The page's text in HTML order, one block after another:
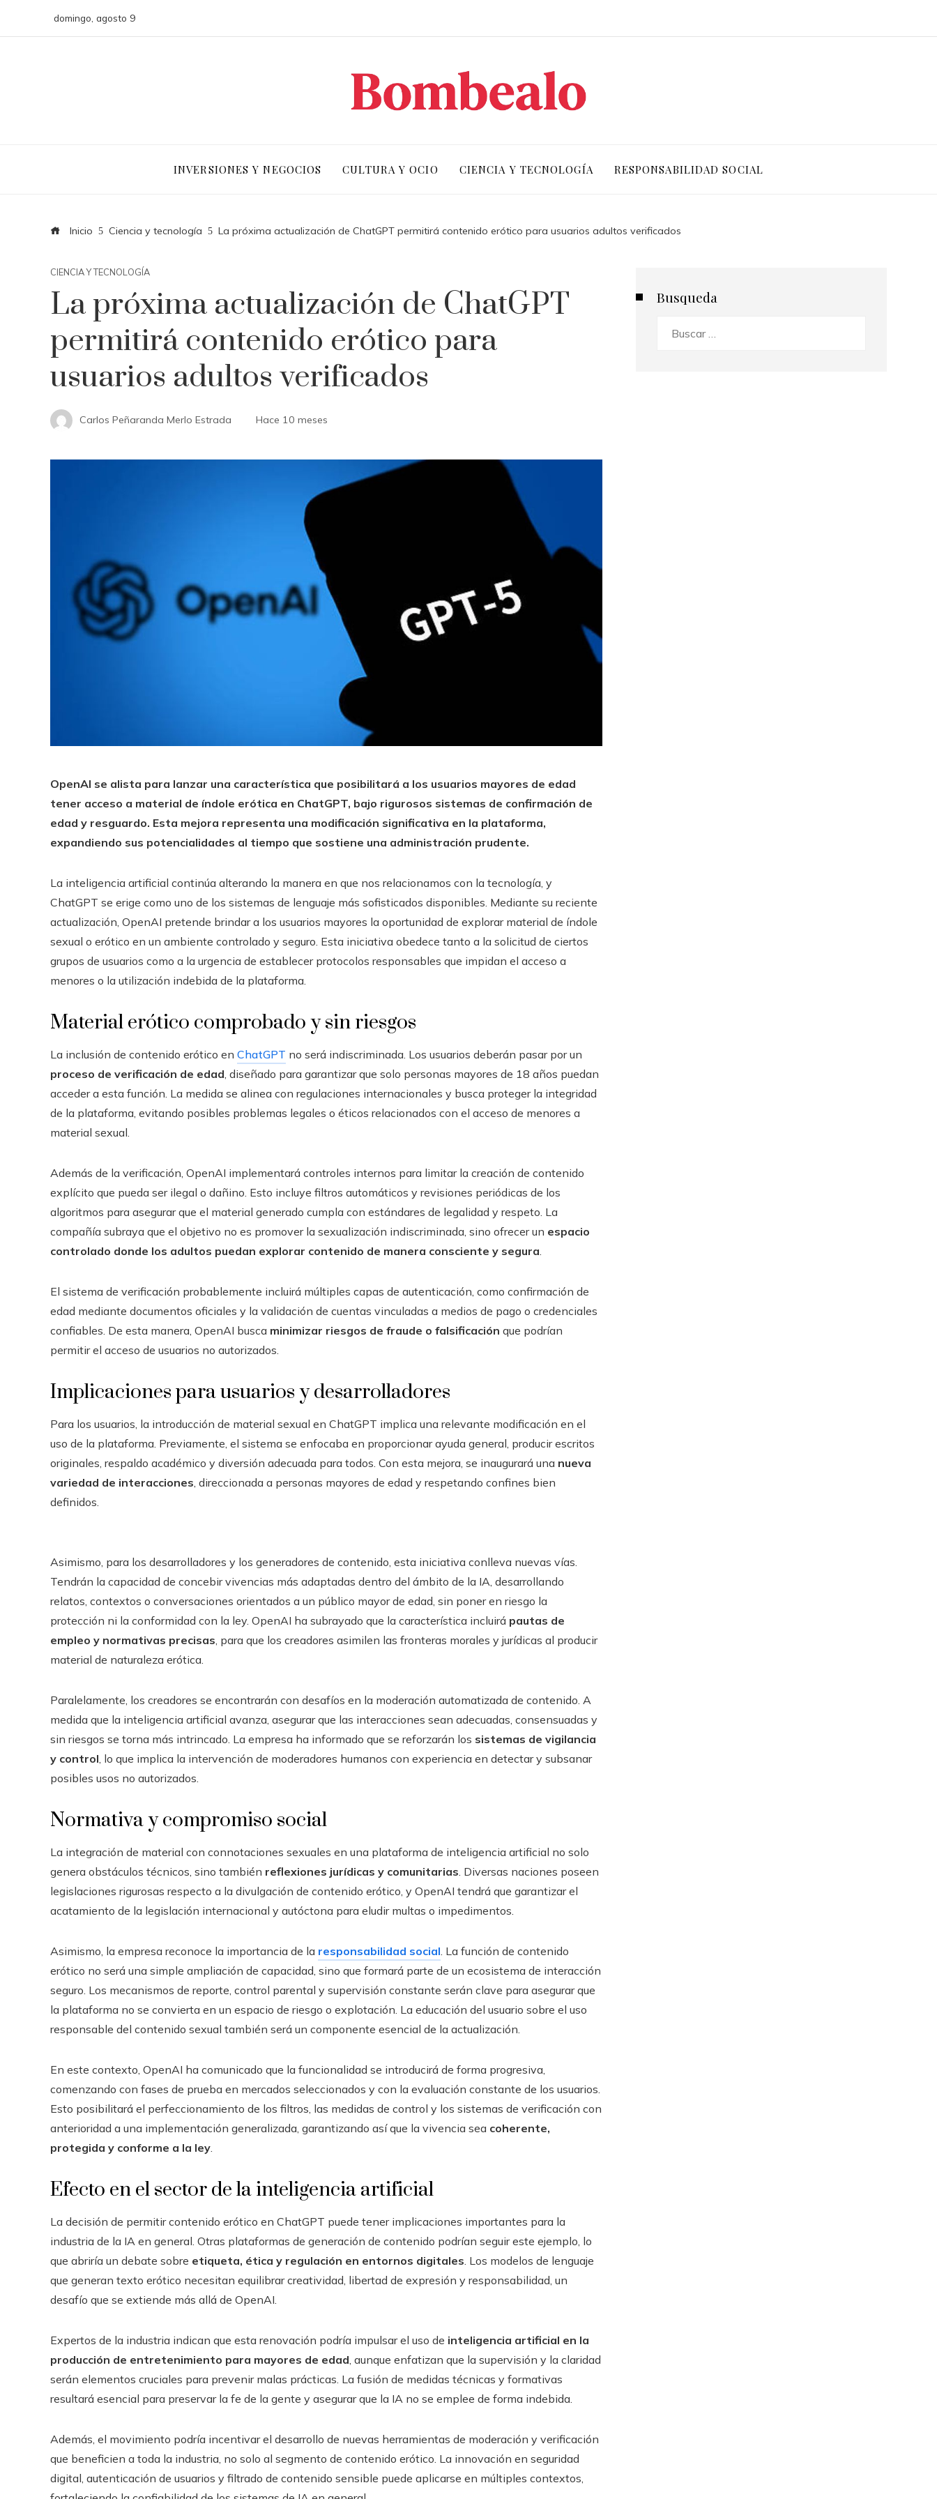
domingo, agosto 9
INVERSIONES Y NEGOCIOS CULTURA Y OCIO CIENCIA Y TECNOLOGÍA RESPONSABILIDAD SOCIAL
Inicio Ciencia y tecnología La próxima actualización de ChatGPT permitirá contenido erótico para usuarios adultos verificados
CIENCIA Y TECNOLOGÍA
La próxima actualización de ChatGPT
permitirá contenido erótico para
usuarios adultos verificados
Carlos Peñaranda Merlo Estrada Hace 10 meses
OpenAI se alista para lanzar una característica que posibilitará a los usuarios mayores de edad
tener acceso a material de índole erótica en ChatGPT, bajo rigurosos sistemas de confirmación de
edad y resguardo. Esta mejora representa una modificación significativa en la plataforma,
expandiendo sus potencialidades al tiempo que sostiene una administración prudente.
La inteligencia artificial continúa alterando la manera en que nos relacionamos con la tecnología, y
ChatGPT se erige como uno de los sistemas de lenguaje más sofisticados disponibles. Mediante su reciente
actualización, OpenAI pretende brindar a los usuarios mayores la oportunidad de explorar material de índole
sexual o erótico en un ambiente controlado y seguro. Esta iniciativa obedece tanto a la solicitud de ciertos
grupos de usuarios como a la urgencia de establecer protocolos responsables que impidan el acceso a
menores o la utilización indebida de la plataforma.
Material erótico comprobado y sin riesgos
La inclusión de contenido erótico en ChatGPT no será indiscriminada. Los usuarios deberán pasar por un
proceso de verificación de edad , diseñado para garantizar que solo personas mayores de 18 años puedan
acceder a esta función. La medida se alinea con regulaciones internacionales y busca proteger la integridad
de la plataforma, evitando posibles problemas legales o éticos relacionados con el acceso de menores a
material sexual.
Además de la verificación, OpenAI implementará controles internos para limitar la creación de contenido
explícito que pueda ser ilegal o dañino. Esto incluye filtros automáticos y revisiones periódicas de los
algoritmos para asegurar que el material generado cumpla con estándares de legalidad y respeto. La
compañía subraya que el objetivo no es promover la sexualización indiscriminada, sino ofrecer un espacio
controlado donde los adultos puedan explorar contenido de manera consciente y segura
El sistema de verificación probablemente incluirá múltiples capas de autenticación, como confirmación de
edad mediante documentos oficiales y la validación de cuentas vinculadas a medios de pago o credenciales
confiables. De esta manera, OpenAI busca minimizar riesgos de fraude o falsificación que podrían
permitir el acceso de usuarios no autorizados.
Implicaciones para usuarios y desarrolladores
Para los usuarios, la introducción de material sexual en ChatGPT implica una relevante modificación en el
uso de la plataforma. Previamente, el sistema se enfocaba en proporcionar ayuda general, producir escritos
originales, respaldo académico y diversión adecuada para todos. Con esta mejora, se inaugurará una nueva
variedad de interacciones , direccionada a personas mayores de edad y respetando confines bien
definidos.
Asimismo, para los desarrolladores y los generadores de contenido, esta iniciativa conlleva nuevas vías.
Tendrán la capacidad de concebir vivencias más adaptadas dentro del ámbito de la IA, desarrollando
relatos, contextos o conversaciones orientados a un público mayor de edad, sin poner en riesgo la
protección ni la conformidad con la ley. OpenAI ha subrayado que la característica incluirá pautas de
empleo y normativas precisas , para que los creadores asimilen las fronteras morales y jurídicas al producir
material de naturaleza erótica.
Paralelamente, los creadores se encontrarán con desafíos en la moderación automatizada de contenido. A
medida que la inteligencia artificial avanza, asegurar que las interacciones sean adecuadas, consensuadas y
sin riesgos se torna más intrincado. La empresa ha informado que se reforzarán los sistemas de vigilancia
y control , lo que implica la intervención de moderadores humanos con experiencia en detectar y subsanar
posibles usos no autorizados.
Normativa y compromiso social
La integración de material con connotaciones sexuales en una plataforma de inteligencia artificial no solo
genera obstáculos técnicos, sino también reflexiones jurídicas y comunitarias . Diversas naciones poseen
legislaciones rigurosas respecto a la divulgación de contenido erótico, y OpenAI tendrá que garantizar el
acatamiento de la legislación internacional y autóctona para eludir multas o impedimentos.
Asimismo, la empresa reconoce la importancia de la responsabilidad social . La función de contenido
erótico no será una simple ampliación de capacidad, sino que formará parte de un ecosistema de interacción
seguro. Los mecanismos de reporte, control parental y supervisión constante serán clave para asegurar que
la plataforma no se convierta en un espacio de riesgo o explotación. La educación del usuario sobre el uso
responsable del contenido sexual también será un componente esencial de la actualización.
En este contexto, OpenAI ha comunicado que la funcionalidad se introducirá de forma progresiva,
comenzando con fases de prueba en mercados seleccionados y con la evaluación constante de los usuarios.
Esto posibilitará el perfeccionamiento de los filtros, las medidas de control y los sistemas de verificación con
anterioridad a una implementación generalizada, garantizando así que la vivencia sea coherente,
protegida y conforme a la ley
Efecto en el sector de la inteligencia artificial
La decisión de permitir contenido erótico en ChatGPT puede tener implicaciones importantes para la
industria de la IA en general. Otras plataformas de generación de contenido podrían seguir este ejemplo, lo
que abriría un debate sobre etiqueta, ética y regulación en entornos digitales . Los modelos de lenguaje
que generan texto erótico necesitan equilibrar creatividad, libertad de expresión y responsabilidad, un
desafío que se extiende más allá de OpenAI.
Expertos de la industria indican que esta renovación podría impulsar el uso de inteligencia artificial en la
producción de entretenimiento para mayores de edad , aunque enfatizan que la supervisión y la claridad
serán elementos cruciales para prevenir malas prácticas. La fusión de medidas técnicas y formativas
resultará esencial para preservar la fe de la gente y asegurar que la IA no se emplee de forma indebida.
Además, el movimiento podría incentivar el desarrollo de nuevas herramientas de moderación y verificación
que beneficien a toda la industria, no solo al segmento de contenido erótico. La innovación en seguridad
digital, autenticación de usuarios y filtrado de contenido sensible puede aplicarse en múltiples contextos,
Busqueda